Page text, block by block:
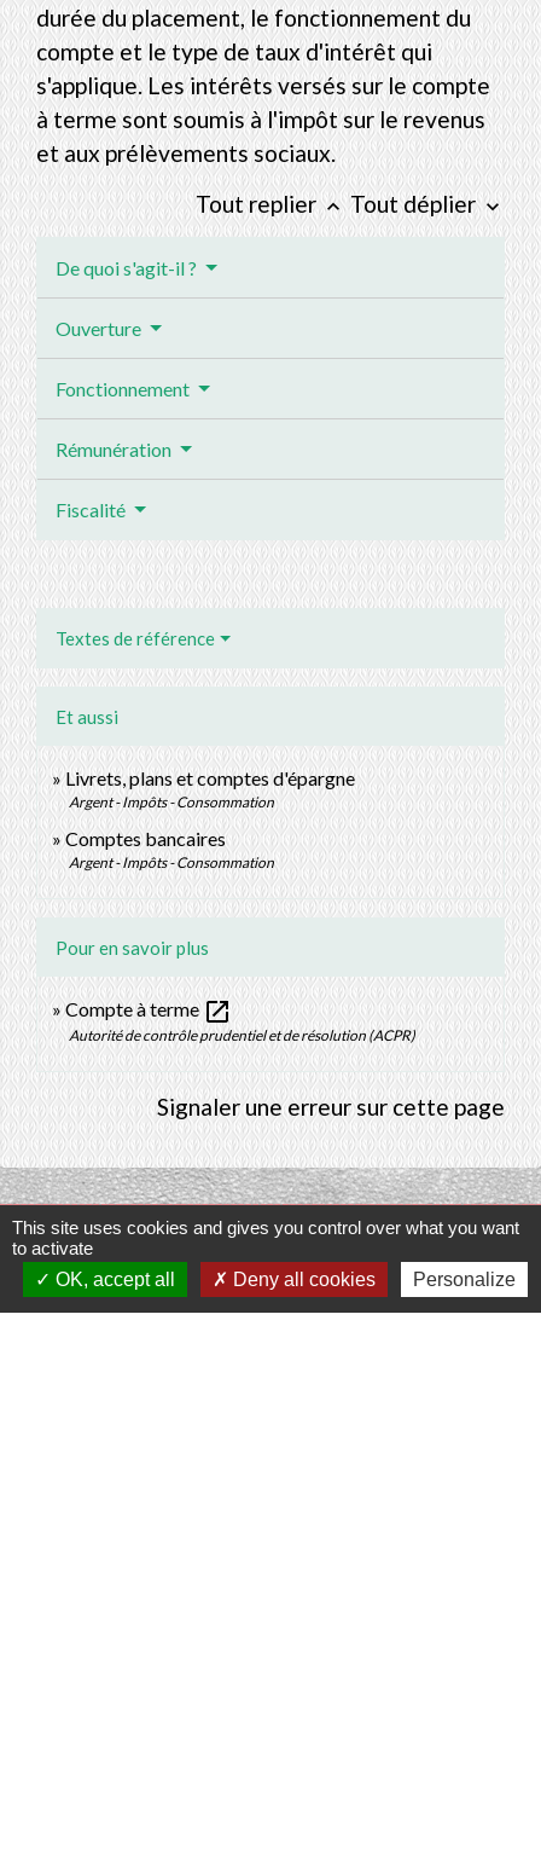
durée du placement, le fonctionnement du
compte et le type de taux d'intérêt qui
s'applique. Les intérêts versés sur le compte
à terme sont soumis à l'impôt sur le revenus
et aux prélèvements sociaux.
Tout replier keyboard_arrow_up Tout déplier keyboard_arrow_down
De quoi s'agit-il ?
Ouverture
Fonctionnement
Rémunération
Fiscalité
Textes de référence
Et aussi
Livrets, plans et comptes d'épargne
Argent - Impôts - Consommation
Comptes bancaires
Argent - Impôts - Consommation
Pour en savoir plus
Compte à terme open_in_new
Autorité de contrôle prudentiel et de résolution (ACPR)
Signaler une erreur sur cette page
Contacts
Commune de Prunay-Cassereau
This site uses cookies and gives you control over what you want
to activate
OK, accept all
Deny all cookies Personalize